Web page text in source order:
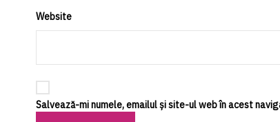
Website
Salvează-mi numele, emailul și site-ul web în acest